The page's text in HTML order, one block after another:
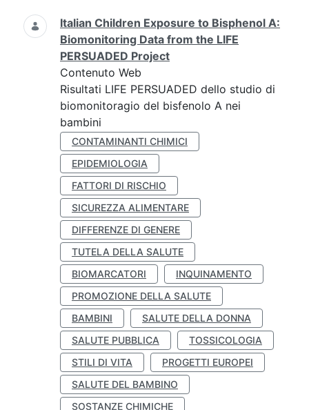
Italian Children Exposure to Bisphenol A:
Biomonitoring Data from the LIFE
PERSUADED Project
Contenuto Web
Risultati LIFE PERSUADED dello studio di
biomonitoragio del bisfenolo A nei
bambini
CONTAMINANTI CHIMICI
EPIDEMIOLOGIA
FATTORI DI RISCHIO
SICUREZZA ALIMENTARE
DIFFERENZE DI GENERE
TUTELA DELLA SALUTE
BIOMARCATORI
INQUINAMENTO
PROMOZIONE DELLA SALUTE
BAMBINI
SALUTE DELLA DONNA
SALUTE PUBBLICA
TOSSICOLOGIA
STILI DI VITA
PROGETTI EUROPEI
SALUTE DEL BAMBINO
SOSTANZE CHIMICHE